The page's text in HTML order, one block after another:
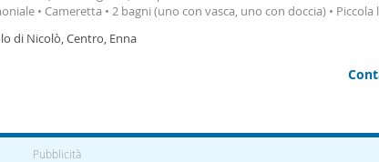
• Cameretta • 2 bagni (uno con vasca, uno con doccia) • Piccola
di Nicolò, Centro, Enna
Pubblicità